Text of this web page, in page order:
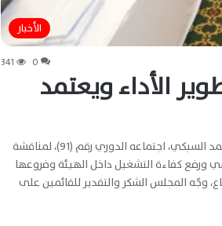
الأخبار
0
341
الأداء ويعتمد
كتبت | هند مختار عقد مجلس إدارة الهيئة العامة للرعاية الصحية، برئاسة الدكتور أحمد السبكي، اجتماعه الدوري رقم (91)، لمناقشة
ورفع كفاءة التشغيل داخل الهيئة وفروعها
المجلس الشكر والتقدير للقائمين على